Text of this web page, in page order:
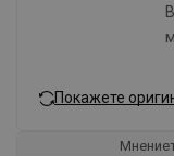
Покажете